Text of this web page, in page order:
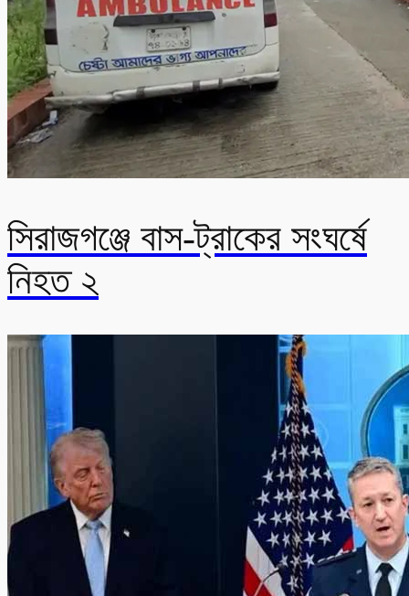
সিরাজগঞ্জে বাস-ট্রাকের সংঘর্ষে
নিহত ২